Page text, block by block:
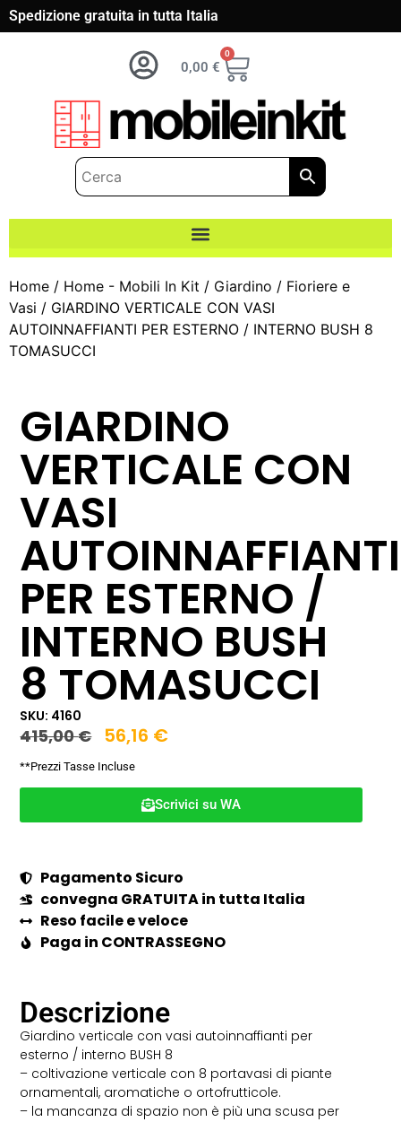
Spedizione gratuita in tutta Italia
0,00 €
0
Home / Home - Mobili In Kit / Giardino / Fioriere e
Vasi / GIARDINO VERTICALE CON VASI
AUTOINNAFFIANTI PER ESTERNO / INTERNO BUSH 8
TOMASUCCI
GIARDINO
VERTICALE CON
VASI
AUTOINNAFFIANTI
PER ESTERNO /
INTERNO BUSH
8 TOMASUCCI
SKU: 4160
415,00€ 56,16 €
**Prezzi Tasse Incluse
Scrivici su WA
Pagamento Sicuro
convegna GRATUITA in tutta Italia
Reso facile e veloce
Paga in CONTRASSEGNO
Descrizione
Giardino verticale con vasi autoinnaffianti per
esterno / interno BUSH 8
– coltivazione verticale con 8 portavasi di piante
ornamentali, aromatiche o ortofrutticole.
– la mancanza di spazio non è più una scusa per